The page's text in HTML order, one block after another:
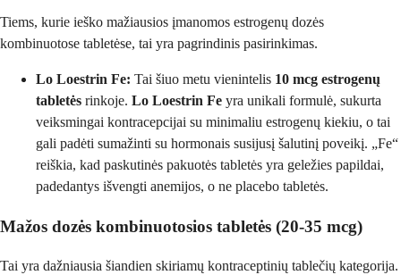
Tiems, kurie ieško mažiausios įmanomos estrogenų dozės
kombinuotose tabletėse, tai yra pagrindinis pasirinkimas.
Lo Loestrin Fe: Tai šiuo metu vienintelis 10 mcg estrogenų
tabletės rinkoje. Lo Loestrin Fe yra unikali formulė, sukurta
veiksmingai kontracepcijai su minimaliu estrogenų kiekiu, o tai
gali padėti sumažinti su hormonais susijusį šalutinį poveikį. „Fe“
reiškia, kad paskutinės pakuotės tabletės yra geležies papildai,
padedantys išvengti anemijos, o ne placebo tabletės.
Mažos dozės kombinuotosios tabletės (20-35 mcg)
Tai yra dažniausia šiandien skiriamų kontraceptinių tablečių kategorija.